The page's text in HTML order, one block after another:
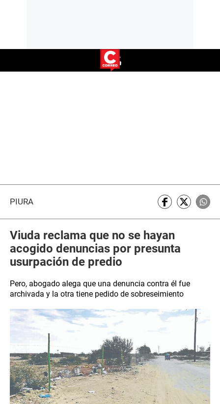
PIURA
Viuda reclama que no se hayan
acogido denuncias por presunta
usurpación de predio
Pero, abogado alega que una denuncia contra él fue
archivada y la otra tiene pedido de sobreseimiento